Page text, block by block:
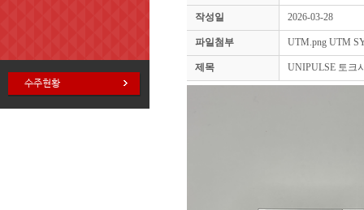
수주현황
작성일 2026-03-28
파일첨부 UTM.png UTM
제목 UNIPULSE 토크